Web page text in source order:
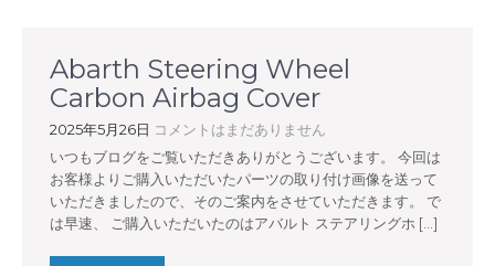
Abarth Steering Wheel
Carbon Airbag Cover
2025年5月26日 コメントはまだありません
いつもブログをご覧いただきありがとうございます。 今回は
お客様よりご購入いただいたパーツの取り付け画像を送って
いただきましたので、そのご案内をさせていただきます。 で
は早速、 ご購入いただいたのはアバルト ステアリングホ […]